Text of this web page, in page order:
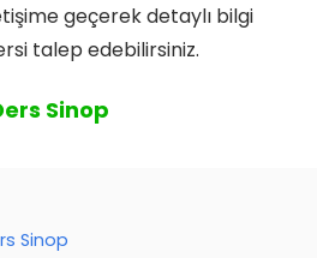
geçerek detaylı bilgi
talep edebilirsiniz.
Sinop
Sinop